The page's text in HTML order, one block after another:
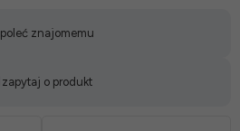
poleć znajomemu
zapytaj o produkt